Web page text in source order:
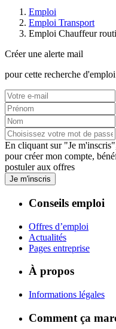
Emploi
Emploi Transport
Emploi Chauffeur
Créer une alerte mail
pour cette recherche d'emploi
En cliquant sur "Je
pour créer mon compte,
postuler aux offres
Je m'inscris
Conseils emploi
Offres d’emploi
Actualités
Pages entreprise
À propos
Informations légales
Comment ça